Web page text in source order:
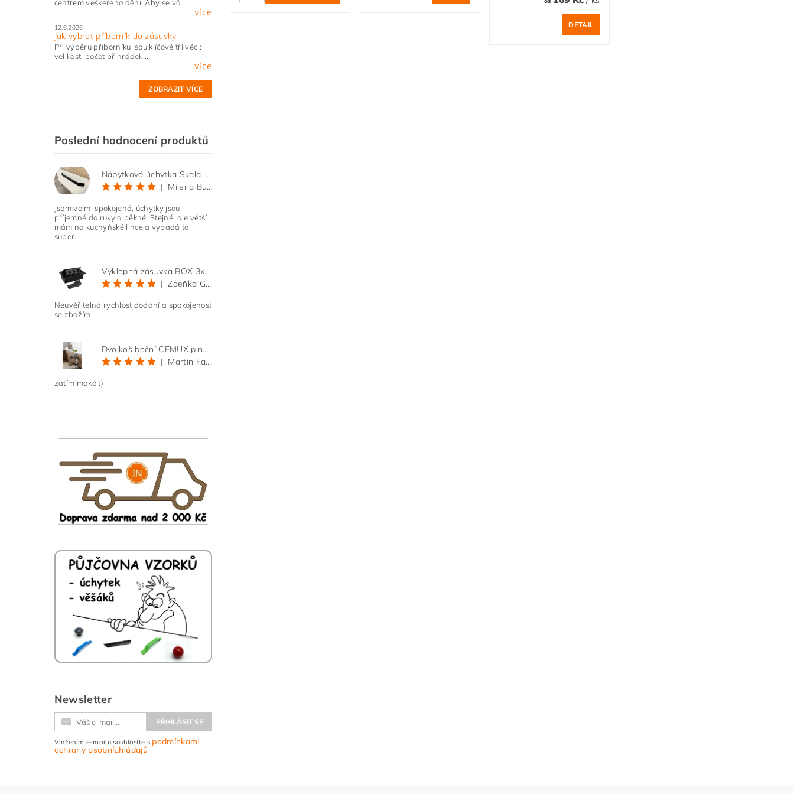
centrem veškerého dění. Aby se vá...
více
12.6.2026
Jak vybrat příborník do zásuvky
Při výběru příborníku jsou klíčové tři věci:
velikost, počet přihrádek...
více
ZOBRAZIT VÍCE
Poslední hodnocení produktů
Nábytková úchytka Skala černá matná
|
Milena Bučková
Jsem velmi spokojená, úchytky jsou
příjemné do ruky a pěkné. Stejné, ale větší
mám na kuchyňské lince a vypadá to
super.
Výklopná zásuvka BOX 3x 230V s 3m kabelem - černá
|
Zdeňka Gold
Neuvěřitelná rychlost dodání a spokojenost
se zbožím
Dvojkoš boční CEMUX plné dno 3D, s tlumením antracit 200 mm
|
Martin Faltus
zatím maká :)
Newsletter
Vložením e-mailu souhlasíte s podmínkami
ochrany osobních údajů
DETAIL